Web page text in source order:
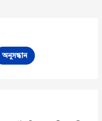
অনুসন্ধান